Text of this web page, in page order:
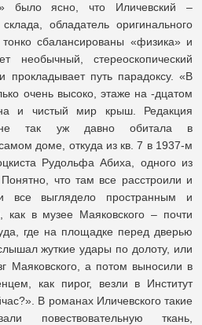
было ясно, что Иличевский –
обладатель оригинального
сбалансированы «физика» и
необычный, стереоскопический
прокладывает путь парадоксу. «В
очень высоко, этаже на -дцатом
и чистый мир крыш. Редакция
так уж давно обитала в
доме, откуда из кв. 7 в 1937-м
Рудольфа Абиха, одного из
что там все расстроили и
все выглядело пространным и
как в музее Маяковского – почти
где на площадке перед дверью
жуткие удары по долоту, или
Маяковского, а потом выносили в
как пирог, везли в Институт
В романах Иличевского такие
повествовательную ткань,